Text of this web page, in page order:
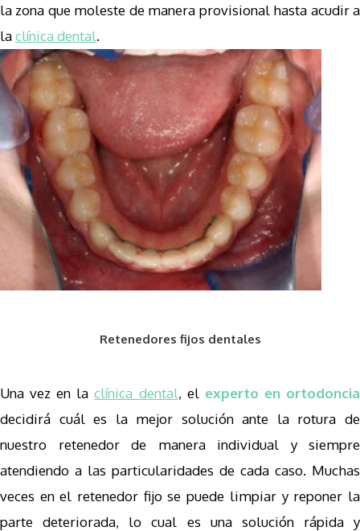
la zona que moleste de manera provisional hasta acudir a
laclínica dental.
Retenedores fijos dentales
Una vez en laclínica dental, el experto en ortodoncia
decidirá cuál es la mejor solución ante la rotura de
nuestro retenedor de manera individual y siempre
atendiendo a las particularidades de cada caso. Muchas
veces en el retenedor fijo se puede limpiar y reponer la
parte deteriorada, lo cual es una solución rápida y